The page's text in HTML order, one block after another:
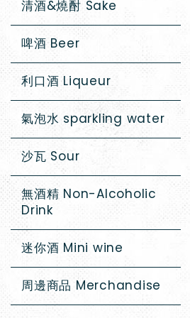
清酒&燒酎 Sake
啤酒 Beer
利口酒 Liqueur
氣泡水 sparkling water
沙瓦 Sour
無酒精 Non-Alcoholic
Drink
迷你酒 Mini wine
周邊商品 Merchandise